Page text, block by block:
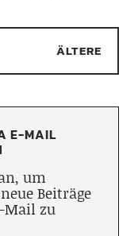
ÄLTERE
E-MAIL
um
Beiträge
Mail zu